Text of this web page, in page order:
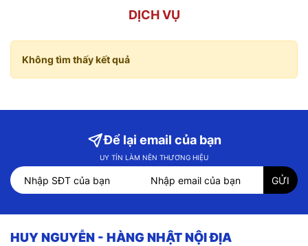
DỊCH VỤ
Không tìm thấy kết quả
Để lại email của bạn
UY TÍN LÀM NÊN THƯƠNG HIỆU
HUY NGUYỄN - HÀNG NHẬT NỘI ĐỊA